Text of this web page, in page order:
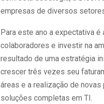
empresas de diversos
Para este ano a expectativa é
colaboradores e investir na
resultado de uma estratégia
crescer três vezes seu
áreas e a realização de
soluções completas em TI.